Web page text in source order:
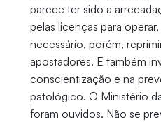
parece ter sido a
pelas licenças para
necessário, porém,
apostadores. E também
conscientização e na
patológico. O Ministério
foram ouvidos. Não se